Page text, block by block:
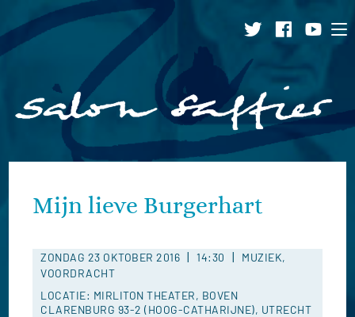
inhoud
Mijn lieve Burgerhart
ZONDAG 23 OKTOBER 2016 | 14:30 |
MUZIEK,
VOORDRACHT
LOCATIE: MIRLITON THEATER, BOVEN
CLARENBURG 93-2 (HOOG-CATHARIJNE), UTRECHT